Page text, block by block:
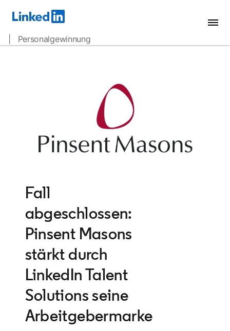
| Personalgewinnung
Fall
abgeschlossen:
Pinsent Masons
stärkt durch
LinkedIn Talent
Solutions seine
Arbeitgebermarke